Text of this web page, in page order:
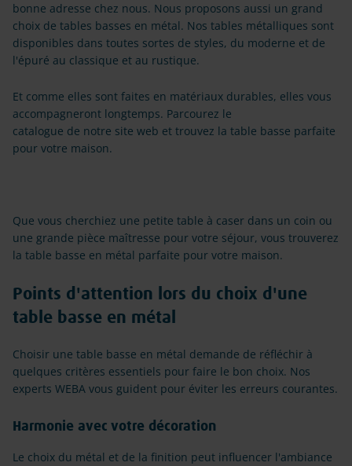
bonne adresse chez nous. Nous proposons aussi un grand
choix de tables basses en métal. Nos tables métalliques sont
disponibles dans toutes sortes de styles, du moderne et de
l'épuré au classique et au rustique.
Et comme elles sont faites en matériaux durables, elles vous
accompagneront longtemps. Parcourez le
catalogue de notre site web et trouvez la table basse parfaite
pour votre maison.
Que vous cherchiez une petite table à caser dans un coin ou
une grande pièce maîtresse pour votre séjour, vous trouverez
la table basse en métal parfaite pour votre maison.
Points d'attention lors du choix d'une
table basse en métal
Choisir une table basse en métal demande de réfléchir à
quelques critères essentiels pour faire le bon choix. Nos
experts WEBA vous guident pour éviter les erreurs courantes.
Harmonie avec votre décoration
Le choix du métal et de la finition peut influencer l'ambiance